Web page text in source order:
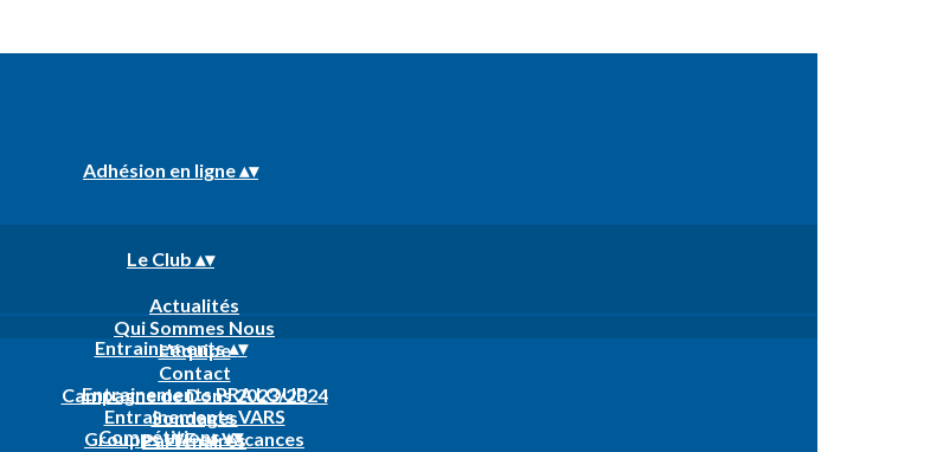
Adhésion en ligne▴▾
Le Club ▴▾
Actualités
Qui Sommes Nous
L'équipe
Contact
Campagne de Dons 2023/2024
Sondages
Partenaires
Entrainements▴▾
Entrainements PRA LOUP
Entrainements VARS
Groupes WE et Vacances
Compétitions▴▾